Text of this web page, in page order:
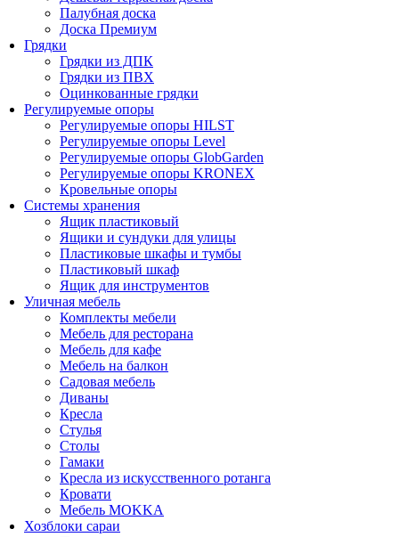
Палубная доска
Доска Премиум
Грядки
Грядки из ДПК
Грядки из ПВХ
Оцинкованные грядки
Регулируемые опоры
Регулируемые опоры HILST
Регулируемые опоры Level
Регулируемые опоры GlobGarden
Регулируемые опоры KRONEX
Кровельные опоры
Системы хранения
Ящик пластиковый
Ящики и сундуки для улицы
Пластиковые шкафы и тумбы
Пластиковый шкаф
Ящик для инструментов
Уличная мебель
Комплекты мебели
Мебель для ресторана
Мебель для кафе
Мебель на балкон
Садовая мебель
Диваны
Кресла
Стулья
Столы
Гамаки
Кресла из искусственного ротанга
Кровати
Мебель MOKKA
Хозблоки сараи